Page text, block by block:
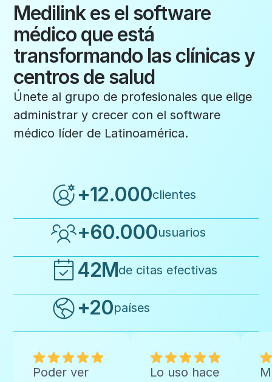
Medilink es el software
médico que está
transformando las clínicas y
centros de salud
Únete al grupo de profesionales que elige
administrar y crecer con el software
médico líder de Latinoamérica.
+12.000clientes
+60.000usuarios
42Mde citas efectivas
+20países
Poder ver
Lo uso hace